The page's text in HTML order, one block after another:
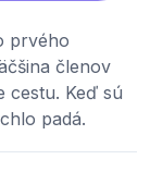
prvého
členov
cestu. Keď sú
padá.